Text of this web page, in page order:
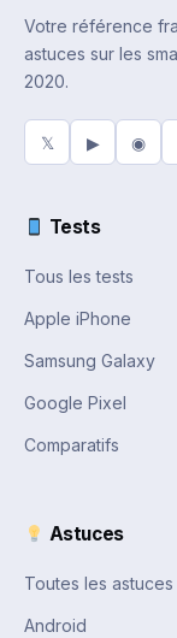
Votre référence
astuces sur les
2020.
𝕏 ▶ ◉
Tests
Tous les tests
Apple iPhone
Samsung Galaxy
Google Pixel
Comparatifs
Astuces
Toutes les astuces
Android